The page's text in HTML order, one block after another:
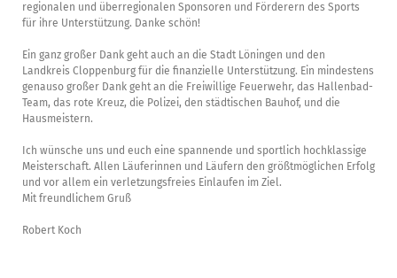
regionalen und überregionalen Sponsoren und Förderern des Sports
für ihre Unterstützung. Danke schön!
Ein ganz großer Dank geht auch an die Stadt Löningen und den
Landkreis Cloppenburg für die finanzielle Unterstützung. Ein mindestens
genauso großer Dank geht an die Freiwillige Feuerwehr, das Hallenbad-
Team, das rote Kreuz, die Polizei, den städtischen Bauhof, und die
Hausmeistern.
Ich wünsche uns und euch eine spannende und sportlich hochklassige
Meisterschaft. Allen Läuferinnen und Läufern den größtmöglichen Erfolg
und vor allem ein verletzungsfreies Einlaufen im Ziel.
Mit freundlichem Gruß
Robert Koch